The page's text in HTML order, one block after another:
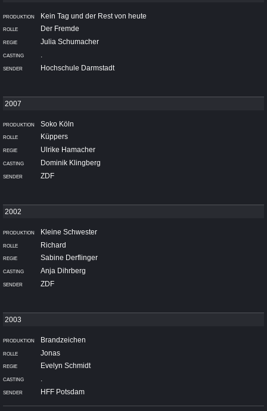
Kein Tag und der Rest von heute
Der Fremde
Julia Schumacher
.
Hochschule Darmstadt
Soko Köln
Küppers
Ulrike Hamacher
Dominik Klingberg
ZDF
Kleine Schwester
Richard
Sabine Derflinger
Anja Dihrberg
ZDF
Brandzeichen
Jonas
Evelyn Schmidt
.
HFF Potsdam